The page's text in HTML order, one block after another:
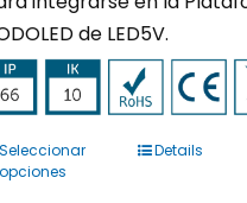
de LED5V.
Seleccionar
opciones
Este
Details